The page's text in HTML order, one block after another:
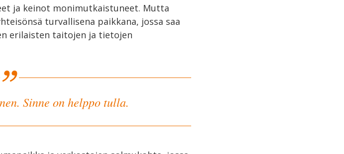
ja keinot monimutkaistuneet. Mutta
turvallisena paikkana, jossa saa
erilaisten taitojen ja tietojen
Sinne on helppo tulla.